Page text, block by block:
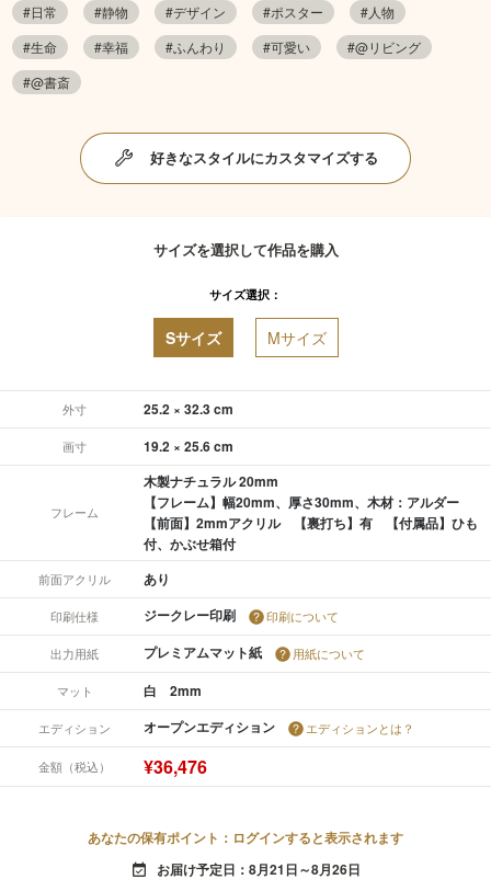
#日常
#静物 #デザイン #ポスター
#人物
#生命
#幸福 #ふんわり #可愛い
#@リビング
#@書斎
好きなスタイルにカスタマイズする
サイズを選択して作品を購入
サイズ選択：
Sサイズ Mサイズ
外寸 25.2 × 32.3 cm
画寸 19.2 × 25.6 cm
フレーム
木製ナチュラル 20mm
【フレーム】幅20mm、厚さ30mm、木材：アルダー
【前面】2mmアクリル 【裏打ち】有 【付属品】ひも
付、かぶせ箱付
前面アクリル あり
印刷仕様 ジークレー印刷 印刷について
出力用紙 プレミアムマット紙 用紙について
マット 白 2mm
エディション オープンエディション エディションとは？
金額（税込） ¥36,476
あなたの保有ポイント：ログインすると表示されます
event_available お届け予定日：8月21日～8月26日